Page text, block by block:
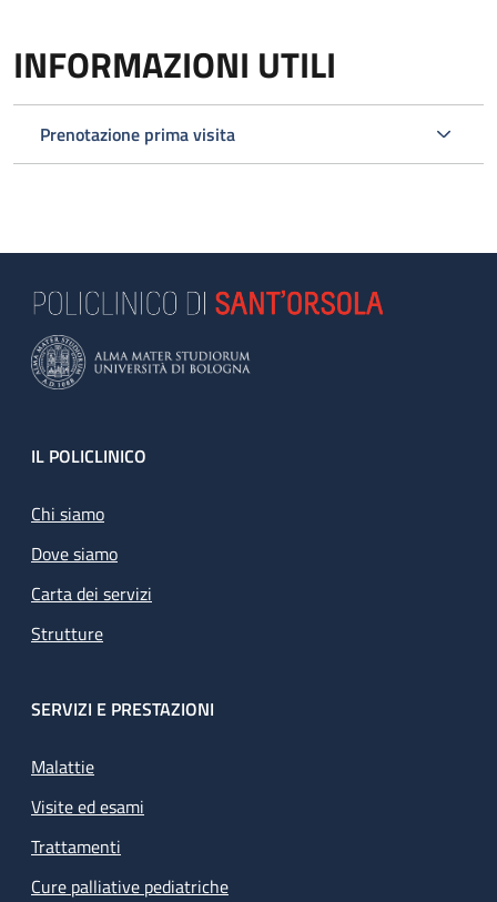
INFORMAZIONI UTILI
Prenotazione prima visita
Footer
IL POLICLINICO
Chi siamo
Dove siamo
Carta dei servizi
Strutture
SERVIZI E PRESTAZIONI
Malattie
Visite ed esami
Trattamenti
Cure palliative pediatriche